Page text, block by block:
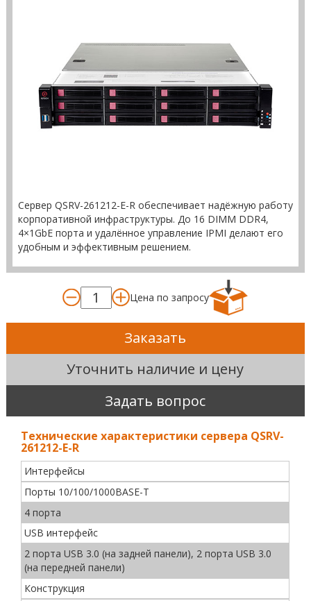
Сервер QSRV-261212-E-R обеспечивает надёжную работу
корпоративной инфраструктуры. До 16 DIMM DDR4,
4×1GbE порта и удалённое управление IPMI делают его
удобным и эффективным решением.
Цена по запросу
Заказать
Уточнить наличие и цену
Задать вопрос
Технические характеристики сервера QSRV-
261212-E-R
Интерфейсы
Порты 10/100/1000BASE-T
4 порта
USB интерфейс
2 порта USB 3.0 (на задней панели), 2 порта USB 3.0
(на передней панели)
Конструкция